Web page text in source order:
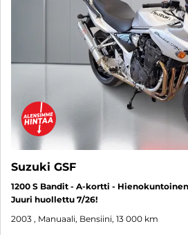
Suzuki GSF
1200 S Bandit - A-kortti -
Juuri huollettu 7/26!
2003 , Manuaali, Bensiini, 13 000 km